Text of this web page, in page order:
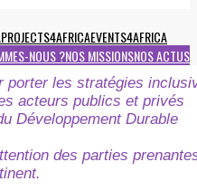
PROJECTS4AFRICAEVENTS4AFRICA
NOS ACTUS
NOS MISSIONS
NOUS ?
porter les stratégies
acteurs publics et privés
Développement Durable
des parties